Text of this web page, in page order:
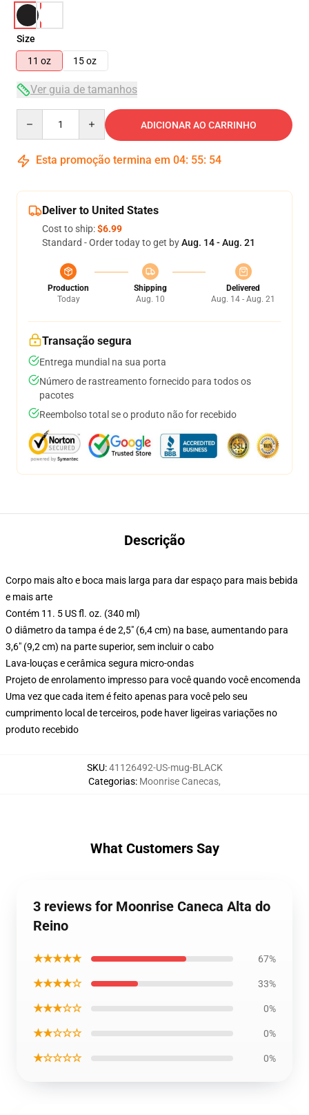
Size
11 oz
15 oz
Ver guia de tamanhos
ADICIONAR AO CARRINHO
Esta promoção termina em 04: 55: 54
Deliver to United States
Cost to ship:$6.99
Standard - Order today to get byAug. 14 - Aug. 21
Production
Today
Shipping
Aug. 10
Delivered
Aug. 14 - Aug. 21
Transação segura
Entrega mundial na sua porta
Número de rastreamento fornecido para todos os
pacotes
Reembolso total se o produto não for recebido
Descrição
Corpo mais alto e boca mais larga para dar espaço para mais bebida
e mais arte
Contém 11. 5 US fl. oz. (340 ml)
O diâmetro da tampa é de 2,5" (6,4 cm) na base, aumentando para
3,6" (9,2 cm) na parte superior, sem incluir o cabo
Lava-louças e cerâmica segura micro-ondas
Projeto de enrolamento impresso para você quando você encomenda
Uma vez que cada item é feito apenas para você pelo seu
cumprimento local de terceiros, pode haver ligeiras variações no
produto recebido
SKU:41126492-US-mug-BLACK
Categorias: Moonrise Canecas,
What Customers Say
3 reviews for Moonrise Caneca Alta do
Reino
★★★★★ 67%
★★★★☆ 33%
★★★☆☆ 0%
★★☆☆☆ 0%
★☆☆☆☆ 0%